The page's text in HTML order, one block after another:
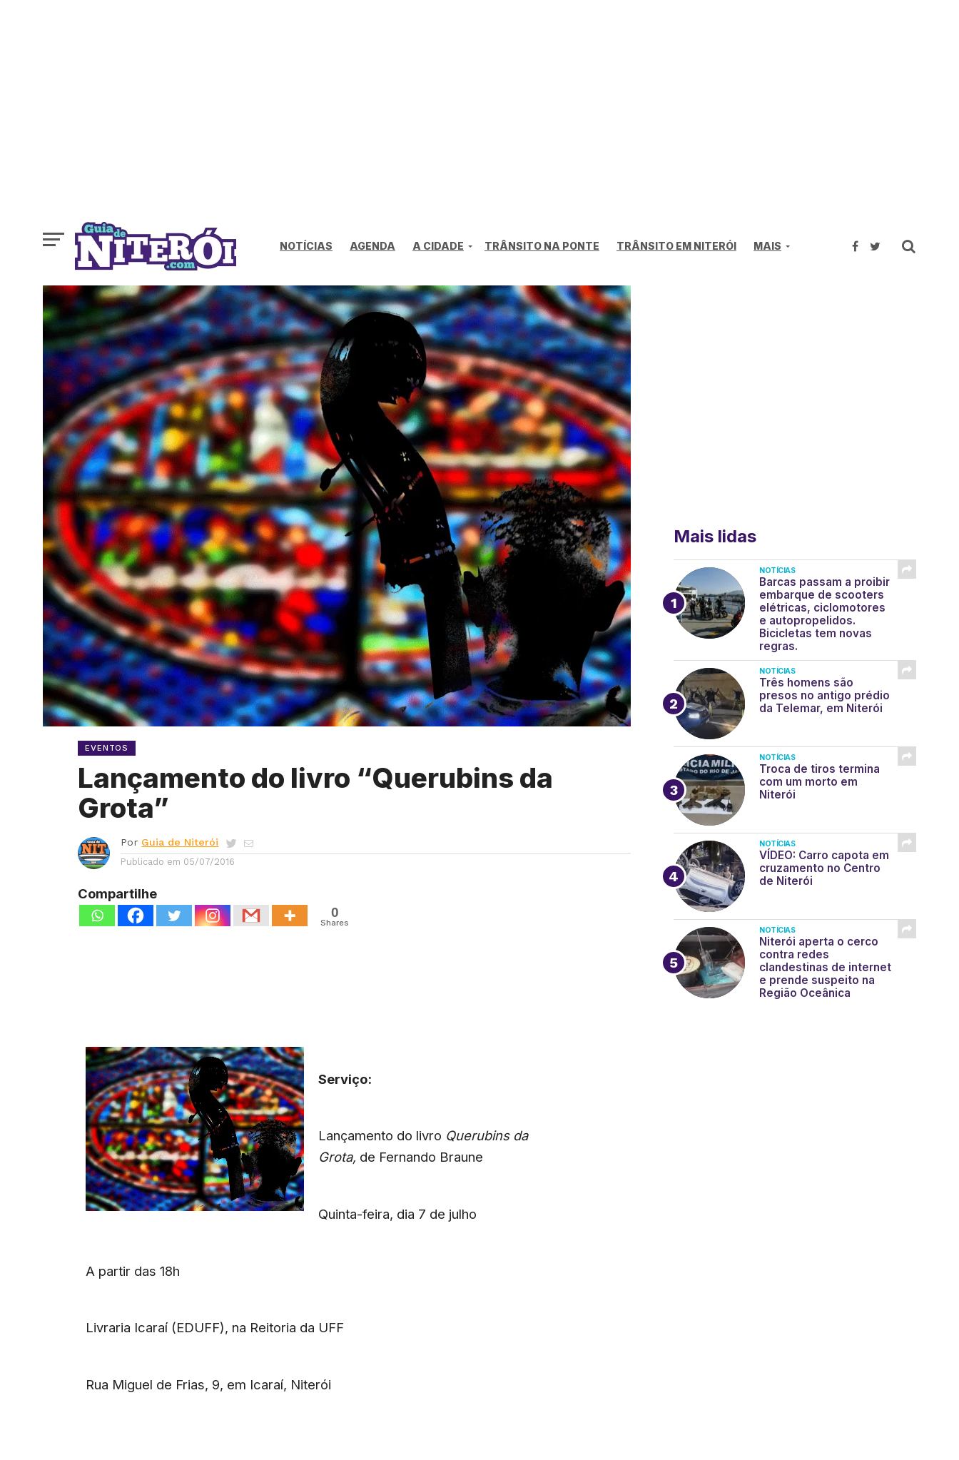
NOTÍCIAS AGENDA A CIDADE TRÂNSITO NA PONTE TRÂNSITO EM NITERÓI MAIS
EVENTOS
Lançamento do livro “Querubins da
Grota”
Por Guia de Niterói
Publicado em 05/07/2016
Compartilhe
0
Shares
Serviço:
Lançamento do livro Querubins da
Grota, de Fernando Braune
Quinta-feira, dia 7 de julho
A partir das 18h
Livraria Icaraí (EDUFF), na Reitoria da UFF
Rua Miguel de Frias, 9, em Icaraí, Niterói
Mais lidas
NOTÍCIAS
Barcas passam a proibir
embarque de scooters
elétricas, ciclomotores
e autopropelidos.
Bicicletas tem novas
regras.
NOTÍCIAS
Três homens são
presos no antigo prédio
da Telemar, em Niterói
NOTÍCIAS
Troca de tiros termina
com um morto em
Niterói
NOTÍCIAS
VÍDEO: Carro capota em
cruzamento no Centro
de Niterói
NOTÍCIAS
Niterói aperta o cerco
contra redes
clandestinas de internet
e prende suspeito na
Região Oceânica